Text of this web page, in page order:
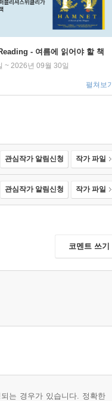
- 여름에 읽어야 할 책
~ 2026년 09월 30일
펼쳐보기
관심작가 알림신청 작가 파일
관심작가 알림신청 작가 파일
코멘트 쓰기
는 경우가 있습니다. 정확한